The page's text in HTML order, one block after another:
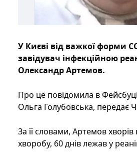
У Києві від важкої форми
завідувач інфекційною
Олександр Артемов.
Про це повідомила в Фейсбуці
Ольга Голубовська, передає
За її словами, Артемов
хворобу, 60 днів лежав у